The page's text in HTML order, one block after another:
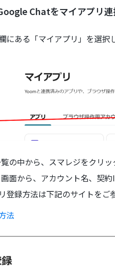
Chatをマイアプリ
にある「マイアプリ」を選
の中から、スマレジをクリッ
面から、アカウント名、契
登録方法は下記のサイトをご
法